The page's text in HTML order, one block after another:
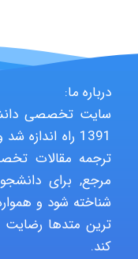
درباره ما:
سایت تخصصی
1391 راه
ترجمه مقالات
مرجع, برای
شناخته شود و
ترین متدها رضایت
کند.